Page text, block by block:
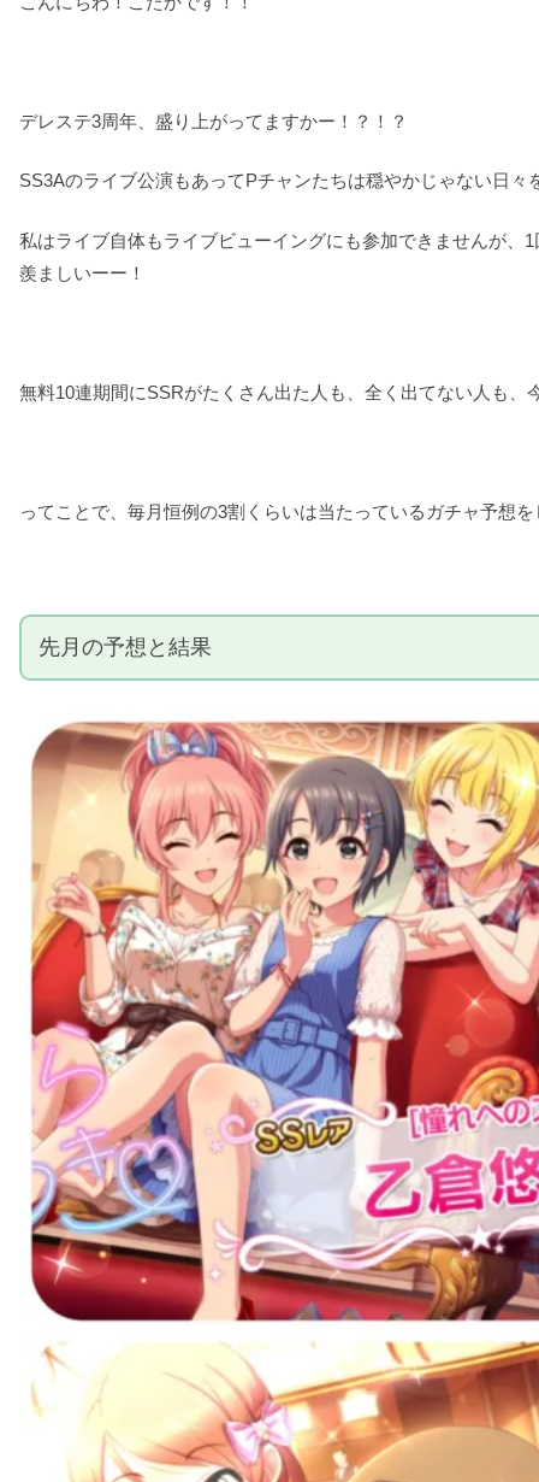
デレステ3周年、盛り上がってますかー！？！？
SS3Aのライブ公演もあってPチャンたちは穏やかじゃない日
私はライブ自体もライブビューイングにも参加できませんが
羨ましいーー！
無料10連期間にSSRがたくさん出た人も、全く出てない人も
ってことで、毎月恒例の3割くらいは当たっているガチャ予想
先月の予想と結果